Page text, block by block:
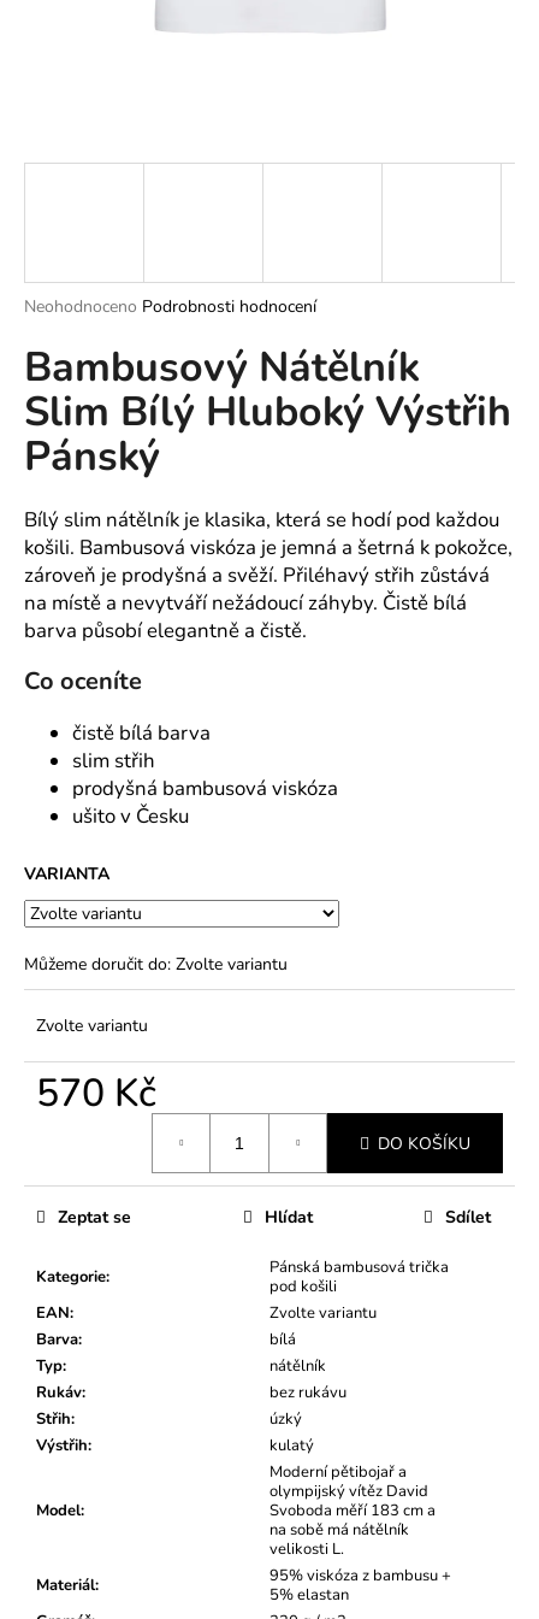
Průměrné
produktu
je
0,0
z
5
hvězdiček.
Neohodnoceno Podrobnosti hodnocení
Bambusový Nátělník
Slim Bílý Hluboký Výstřih
Pánský
Bílý slim nátělník je klasika, která se hodí pod každou
košili. Bambusová viskóza je jemná a šetrná k pokožce,
zároveň je prodyšná a svěží. Přiléhavý střih zůstává
na místě a nevytváří nežádoucí záhyby. Čistě bílá
barva působí elegantně a čistě.
Co oceníte
čistě bílá barva
slim střih
prodyšná bambusová viskóza
ušito v Česku
VARIANTA
Můžeme doručit do: Zvolte variantu
Zvolte variantu
570 Kč
DO KOŠÍKU
Kategorie:
Pánská bambusová trička
pod košili
EAN:
Zvolte variantu
Barva:
bílá
Typ:
nátělník
Rukáv:
bez rukávu
Střih:
úzký
Výstřih: kulatý
Model:
Moderní pětibojař a
olympijský vítěz David
Svoboda měří 183 cm a
na sobě má nátělník
velikosti L.
Materiál:
95% viskóza z bambusu +
5% elastan
Zeptat se Hlídat Sdílet
?
HLEDAT
D
o
p
o
u
č
u
j
e
m
e